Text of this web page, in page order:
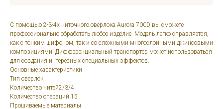
С помощью 2-3-4х ниточного оверлока Aurora 700D вы сможете
профессионально обработать любое изделие. Модель легко справляется,
как с тонким шифоном, так и со сложными многослойными джинсовыми
композициями. Дифференциальный транспортер может использоваться
для создания интересных специальных эффектов.
Основные характеристики
Тип оверлок
Количество нитей2/3/4
Количество операций 15
Прошиваемые материалы